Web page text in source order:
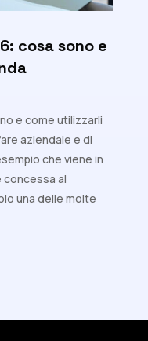
cosa sono e
e come utilizzarli
aziendale e di
che viene in
concessa al
una delle molte